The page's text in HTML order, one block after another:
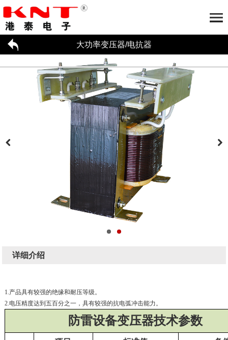
首页
关于港泰
大功率变压器/电抗器
大功率变压器/电抗器应用
新闻资讯
联系我们
公司简介 荣誉资质 合作伙伴 工厂参观
招贤纳才
大功率变压器 电抗器
企业动态 行业资讯
大功率变压器/电抗器
详细介绍
1.产品具有较强的绝缘和耐压等级。
2.电压精度达到五百分之一，具有较强的抗电弧冲击能力。
防雷设备变压器技术参数